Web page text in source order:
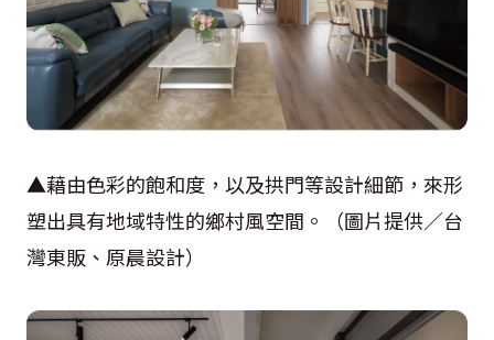
▲藉由色彩的飽和度，以及拱門等設計細節，來形
塑出具有地域特性的鄉村風空間。（圖片提供／台
灣東販、原晨設計）